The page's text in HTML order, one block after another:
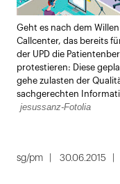
Geht es nach dem
Callcenter, das bereits
der UPD die
protestieren: Diese
gehe zulasten der
sachgerechten
jesussanz-Fotolia
sg/pm 30.06.2015